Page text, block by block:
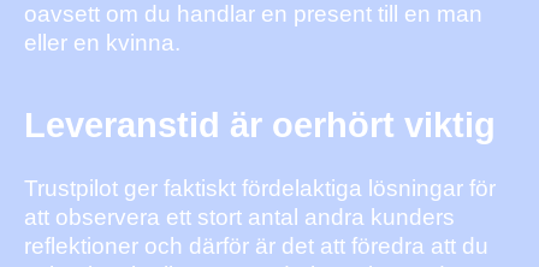
oavsett om du handlar en present till en man
eller en kvinna.
Leveranstid är oerhört viktig
Trustpilot ger faktiskt fördelaktiga lösningar för
att observera ett stort antal andra kunders
reflektioner och därför är det att föredra att du